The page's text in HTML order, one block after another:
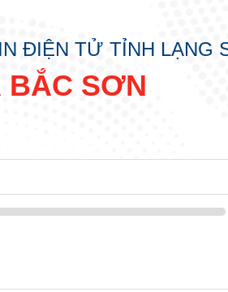
ĐIỆN TỬ TỈNH LẠNG
BẮC SƠN